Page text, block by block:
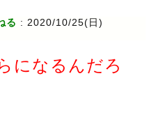
る : 2020/10/25(日)
になるんだろ